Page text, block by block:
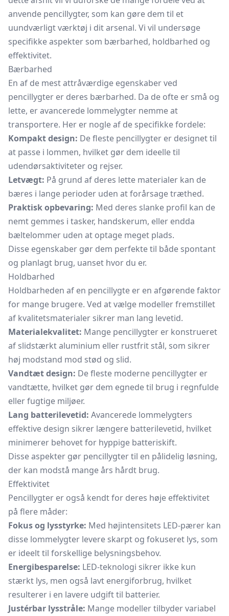
anvende pencillygter, som kan gøre dem til et
uundværligt værktøj i dit arsenal. Vi vil undersøge
specifikke aspekter som bærbarhed, holdbarhed og
effektivitet.
Bærbarhed
En af de mest attråværdige egenskaber ved
pencillygter er deres bærbarhed. Da de ofte er små og
lette, er avancerede lommelygter nemme at
transportere. Her er nogle af de specifikke fordele:
Kompakt design: De fleste pencillygter er designet til
at passe i lommen, hvilket gør dem ideelle til
udendørsaktiviteter og rejser.
Letvægt: På grund af deres lette materialer kan de
bæres i lange perioder uden at forårsage træthed.
Praktisk opbevaring: Med deres slanke profil kan de
nemt gemmes i tasker, handskerum, eller endda
bæltelommer uden at optage meget plads.
Disse egenskaber gør dem perfekte til både spontant
og planlagt brug, uanset hvor du er.
Holdbarhed
Holdbarheden af en pencillygte er en afgørende faktor
for mange brugere. Ved at vælge modeller fremstillet
af kvalitetsmaterialer sikrer man lang levetid.
Materialekvalitet: Mange pencillygter er konstrueret
af slidstærkt aluminium eller rustfrit stål, som sikrer
høj modstand mod stød og slid.
Vandtæt design: De fleste moderne pencillygter er
vandtætte, hvilket gør dem egnede til brug i regnfulde
eller fugtige miljøer.
Lang batterilevetid: Avancerede lommelygters
effektive design sikrer længere batterilevetid, hvilket
minimerer behovet for hyppige batteriskift.
Disse aspekter gør pencillygter til en pålidelig løsning,
der kan modstå mange års hårdt brug.
Effektivitet
Pencillygter er også kendt for deres høje effektivitet
på flere måder:
Fokus og lysstyrke: Med højintensitets LED-pærer kan
disse lommelygter levere skarpt og fokuseret lys, som
er ideelt til forskellige belysningsbehov.
Energibesparelse: LED-teknologi sikrer ikke kun
stærkt lys, men også lavt energiforbrug, hvilket
resulterer i en lavere udgift til batterier.
Justérbar lysstråle: Mange modeller tilbyder variabel